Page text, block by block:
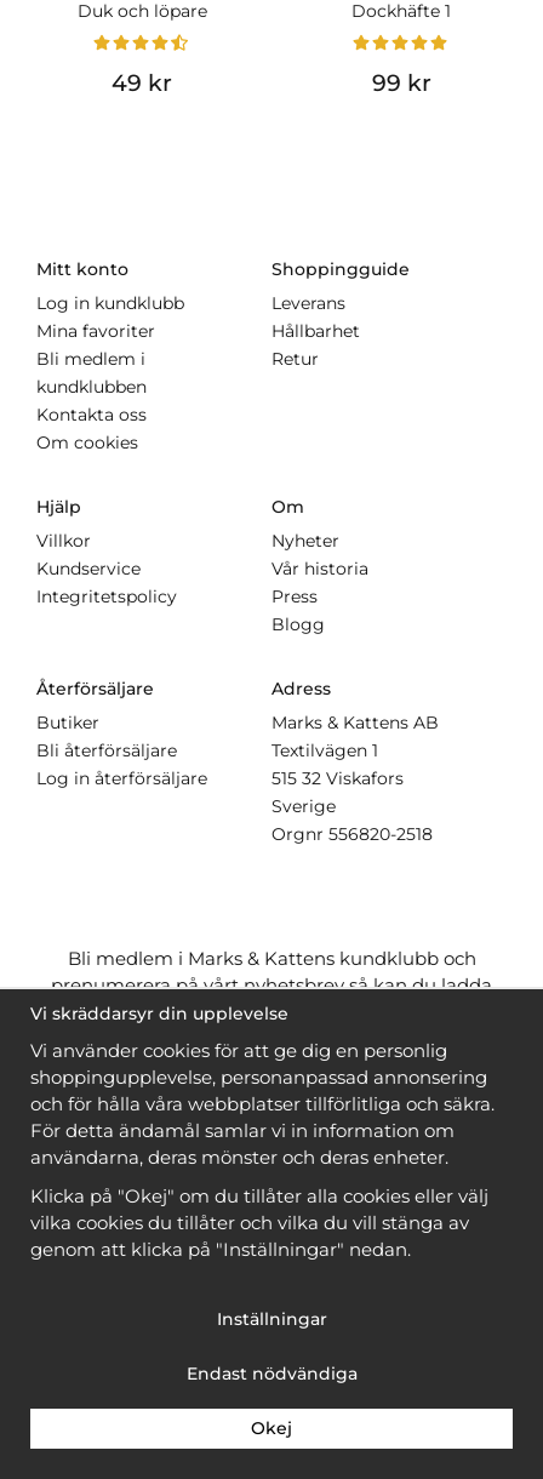
Duk och löpare
49 kr
Dockhäfte 1
99 kr
Mitt konto
Log in kundklubb
Mina favoriter
Bli medlem i
kundklubben
Kontakta oss
Om cookies
Shoppingguide
Leverans
Hållbarhet
Retur
Hjälp
Villkor
Kundservice
Integritetspolicy
Om
Nyheter
Vår historia
Press
Blogg
Återförsäljare
Butiker
Bli återförsäljare
Log in återförsäljare
Adress
Marks & Kattens AB
Textilvägen 1
515 32 Viskafors
Sverige
Orgnr 556820-2518
Bli medlem i Marks & Kattens kundklubb och
prenumerera på vårt nyhetsbrev så kan du ladda
ner många mönstergratisoch få många
när du handlar garn till mönstret. Du ser vilka som
är
gratis när du är inloggad
Bli medlem
Copyright © 2026, Marks & Kattens AB
Vi skräddarsyr din upplevelse
Vi använder cookies för att ge dig en personlig
shoppingupplevelse, personanpassad annonsering
och för hålla våra webbplatser tillförlitliga och säkra.
För detta ändamål samlar vi in information om
användarna, deras mönster och deras enheter.
Klicka på "Okej" om du tillåter alla cookies eller välj
vilka cookies du tillåter och vilka du vill stänga av
genom att klicka på "Inställningar" nedan.
Inställningar
Endast nödvändiga
Okej